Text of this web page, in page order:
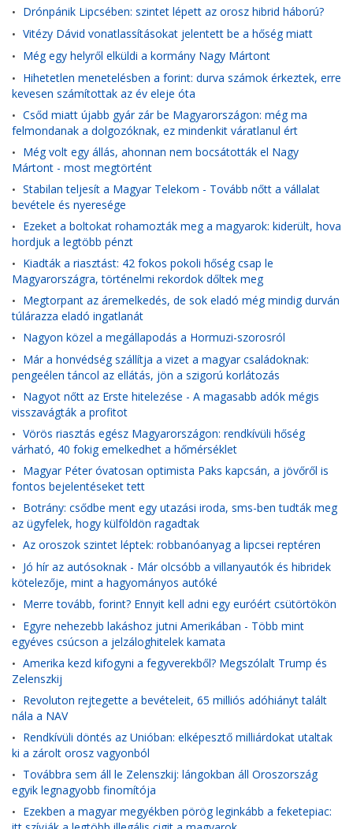
• Drónpánik Lipcsében: szintet lépett az orosz hibrid háború?
• Vitézy Dávid vonatlassításokat jelentett be a hőség miatt
• Még egy helyről elküldi a kormány Nagy Mártont
• Hihetetlen menetelésben a forint: durva számok érkeztek, erre
kevesen számítottak az év eleje óta
• Csőd miatt újabb gyár zár be Magyarországon: még ma
felmondanak a dolgozóknak, ez mindenkit váratlanul ért
• Még volt egy állás, ahonnan nem bocsátották el Nagy
Mártont - most megtörtént
• Stabilan teljesít a Magyar Telekom - Tovább nőtt a vállalat
bevétele és nyeresége
• Ezeket a boltokat rohamozták meg a magyarok: kiderült, hova
hordjuk a legtöbb pénzt
• Kiadták a riasztást: 42 fokos pokoli hőség csap le
Magyarországra, történelmi rekordok dőltek meg
• Megtorpant az áremelkedés, de sok eladó még mindig durván
túlárazza eladó ingatlanát
• Nagyon közel a megállapodás a Hormuzi-szorosról
• Már a honvédség szállítja a vizet a magyar családoknak:
pengeélen táncol az ellátás, jön a szigorú korlátozás
• Nagyot nőtt az Erste hitelezése - A magasabb adók mégis
visszavágták a profitot
• Vörös riasztás egész Magyarországon: rendkívüli hőség
várható, 40 fokig emelkedhet a hőmérséklet
• Magyar Péter óvatosan optimista Paks kapcsán, a jövőről is
fontos bejelentéseket tett
• Botrány: csődbe ment egy utazási iroda, sms-ben tudták meg
az ügyfelek, hogy külföldön ragadtak
• Az oroszok szintet léptek: robbanóanyag a lipcsei reptéren
• Jó hír az autósoknak - Már olcsóbb a villanyautók és hibridek
kötelezője, mint a hagyományos autóké
• Merre tovább, forint? Ennyit kell adni egy euróért csütörtökön
• Egyre nehezebb lakáshoz jutni Amerikában - Több mint
egyéves csúcson a jelzáloghitelek kamata
• Amerika kezd kifogyni a fegyverekből? Megszólalt Trump és
Zelenszkij
• Revoluton rejtegette a bevételeit, 65 milliós adóhiányt talált
nála a NAV
• Rendkívüli döntés az Unióban: elképesztő milliárdokat utaltak
ki a zárolt orosz vagyonból
• Továbbra sem áll le Zelenszkij: lángokban áll Oroszország
egyik legnagyobb finomítója
• Ezekben a magyar megyékben pörög leginkább a feketepiac: